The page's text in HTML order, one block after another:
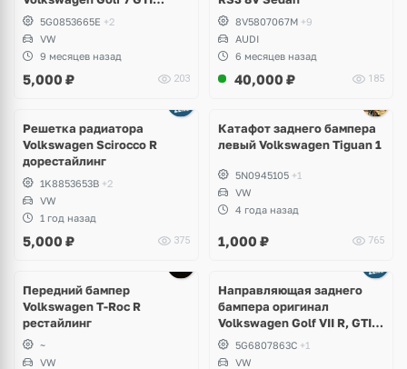
дорест
5G0853665E +2
VW
9 месяцев назад
5,000 ₽ 203
8V5807067M +9
AUDI
6 месяцев назад
40,000 ₽ 185
Решетка радиатора
Volkswagen Scirocco R
дорестайлинг
1K8853653B +2
VW
1 год назад
5,000 ₽ 375
Катафот заднего бампера
левый Volkswagen Tiguan 1
5N0945105 +1
VW
4 года назад
1,000 ₽ 765
Передний бампер
Volkswagen T-Roc R
рестайлинг
~
VW
Направляющая заднего
бампера оригинал
Volkswagen Golf VII R, GTI,
e-Golf5G6807863C +1
VW